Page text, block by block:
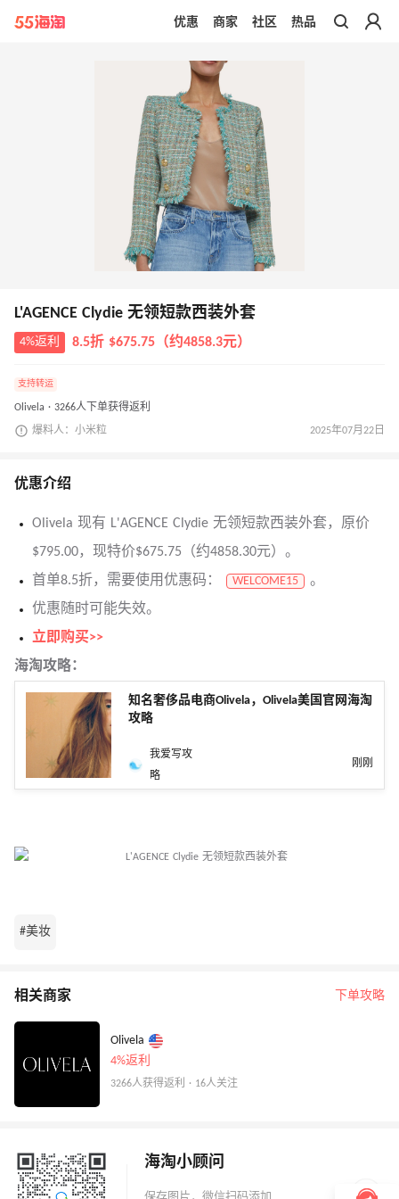
带你去官网买正品
优惠 商家 社区 热品
L'AGENCE Clydie 无领短款西装外套
4%返利 8.5折 $675.75（约4858.3元）
支持转运
Olivela · 3266人下单获得返利
爆料人：小米粒 2025年07月22日
优惠介绍
Olivela 现有 L'AGENCE Clydie 无领短款西装外套，原价
$795.00，现特价$675.75（约4858.30元）。
首单8.5折，需要使用优惠码：
WELCOME15
。
优惠随时可能失效。
立即购买>>
海淘攻略：
知名奢侈品电商Olivela，Olivela美国官网海淘
攻略
我爱写攻
略
刚刚
#美妆
相关商家 下单攻略
Olivela
4%返利
3266人获得返利 · 16人关注
海淘小顾问